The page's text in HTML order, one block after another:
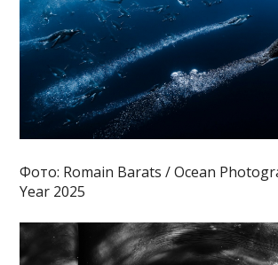
Фото: Romain Barats / Ocean
Year 2025